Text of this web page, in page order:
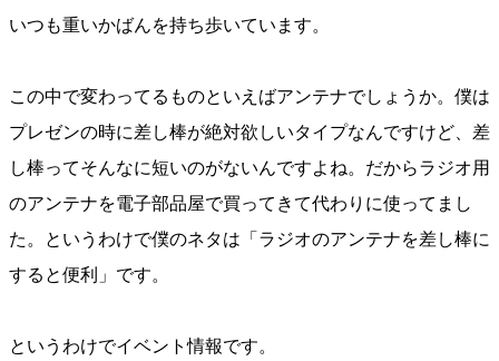
いつも重いかばんを持ち歩いています。
この中で変わってるものといえばアンテナでしょうか。僕は
プレゼンの時に差し棒が絶対欲しいタイプなんですけど、差
し棒ってそんなに短いのがないんですよね。だからラジオ用
のアンテナを電子部品屋で買ってきて代わりに使ってまし
た。というわけで僕のネタは「ラジオのアンテナを差し棒に
すると便利」です。
というわけでイベント情報です。